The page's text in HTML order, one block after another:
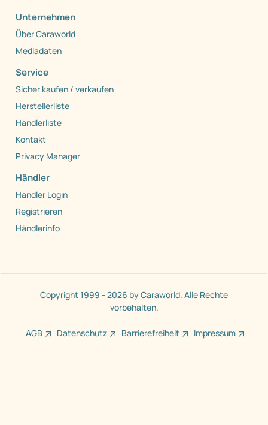
Unternehmen
Über Caraworld
Mediadaten
Service
Sicher kaufen / verkaufen
Herstellerliste
Händlerliste
Kontakt
Privacy Manager
Händler
Händler Login
Registrieren
Händlerinfo
Copyright 1999 - 2026 by Caraworld. Alle Rechte
vorbehalten.
AGB Datenschutz Barrierefreiheit Impressum